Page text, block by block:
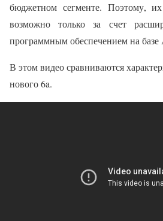
бюджетном сегменте. Поэтому,
возможно только за счет
программным обеспечением на базе
В этом видео сравниваются
нового 6a.